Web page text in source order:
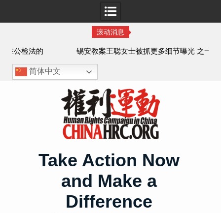
滚动消息
锡安教案王聪女士被抓更多细节曝光 之一
简体中文
Take Action Now
and Make a
Difference